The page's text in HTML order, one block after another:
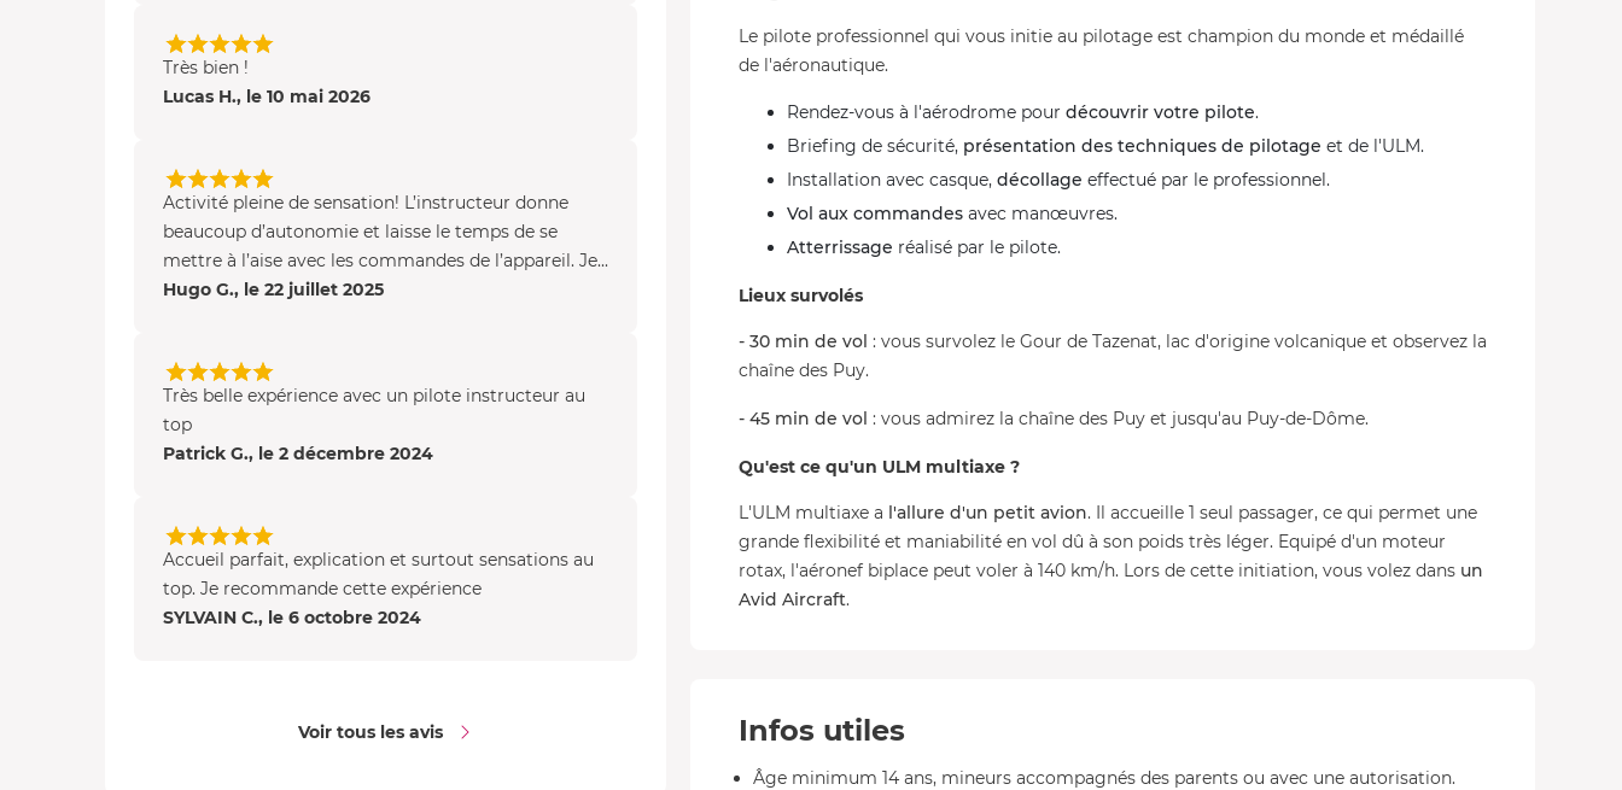
Le pilote professionnel qui vous initie au pilotage est champion du monde et médaillé
de l'aéronautique.
Rendez-vous à l'aérodrome pour découvrir votre pilote.
Briefing de sécurité, présentation des techniques de pilotage et de l'ULM.
Installation avec casque, décollage effectué par le professionnel.
Vol aux commandes avec manœuvres.
Atterrissage réalisé par le pilote.
Lieux survolés
- 30 min de vol : vous survolez le Gour de Tazenat, lac d'origine volcanique et observez la
chaîne des Puy.
- 45 min de vol : vous admirez la chaîne des Puy et jusqu'au Puy-de-Dôme.
Qu'est ce qu'un ULM multiaxe ?
L'ULM multiaxe a l'allure d'un petit avion. Il accueille 1 seul passager, ce qui permet une
grande flexibilité et maniabilité en vol dû à son poids très léger. Equipé d'un moteur
rotax, l'aéronef biplace peut voler à 140 km/h. Lors de cette initiation, vous volez dans un
Avid Aircraft.
Infos utiles
Âge minimum 14 ans, mineurs accompagnés des parents ou avec une autorisation.
Très bien !
Lucas H., le 10 mai 2026
Activité pleine de sensation! L’instructeur donne
beaucoup d’autonomie et laisse le temps de se
mettre à l’aise avec les commandes de l’appareil. Je...
Hugo G., le 22 juillet 2025
Très belle expérience avec un pilote instructeur au
top
Patrick G., le 2 décembre 2024
Accueil parfait, explication et surtout sensations au
top. Je recommande cette expérience
SYLVAIN C., le 6 octobre 2024
Voir tous les avis